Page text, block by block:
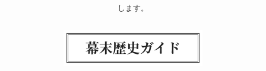
します。